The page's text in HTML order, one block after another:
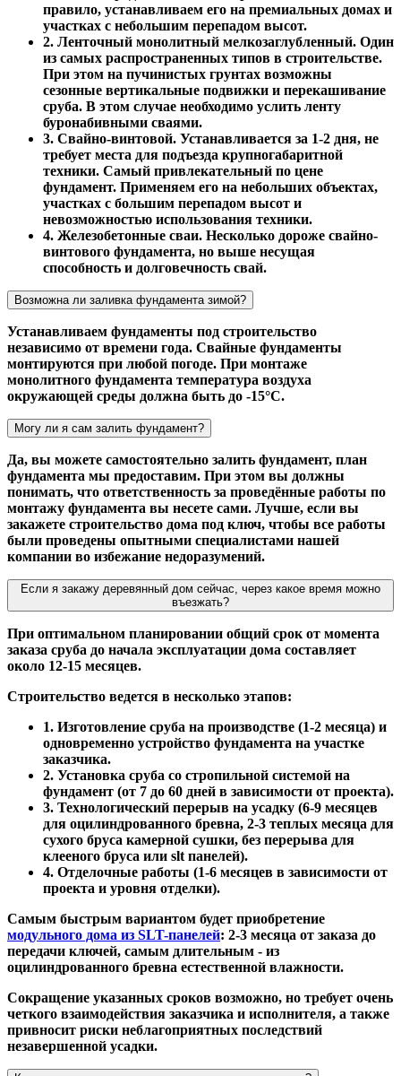
правило, устанавливаем его на премиальных домах и
участках с небольшим перепадом высот.
2. Ленточный монолитный мелкозаглубленный. Один
из самых распространенных типов в строительстве.
При этом на пучинистых грунтах возможны
сезонные вертикальные подвижки и перекашивание
сруба. В этом случае необходимо услить ленту
буронабивными сваями.
3. Свайно-винтовой. Устанавливается за 1-2 дня, не
требует места для подъезда крупногабаритной
техники. Самый привлекательный по цене
фундамент. Применяем его на небольших объектах,
участках с большим перепадом высот и
невозможностью использования техники.
4. Железобетонные сваи. Несколько дороже свайно-
винтового фундамента, но выше несущая
способность и долговечность свай.
Возможна ли заливка фундамента зимой?
Устанавливаем фундаменты под строительство
независимо от времени года. Свайные фундаменты
монтируются при любой погоде. При монтаже
монолитного фундамента температура воздуха
окружающей среды должна быть до -15°С.
Могу ли я сам залить фундамент?
Да, вы можете самостоятельно залить фундамент, план
фундамента мы предоставим. При этом вы должны
понимать, что ответственность за проведённые работы по
монтажу фундамента вы несете сами. Лучше, если вы
закажете строительство дома под ключ, чтобы все работы
были проведены опытными специалистами нашей
компании во избежание недоразумений.
Если я закажу деревянный дом сейчас, через какое время можно
въезжать?
При оптимальном планировании общий срок от момента
заказа сруба до начала эксплуатации дома составляет
около 12-15 месяцев.
Строительство ведется в несколько этапов:
1. Изготовление сруба на производстве (1-2 месяца) и
одновременно устройство фундамента на участке
заказчика.
2. Установка сруба со стропильной системой на
фундамент (от 7 до 60 дней в зависимости от проекта).
3. Технологический перерыв на усадку (6-9 месяцев
для оцилиндрованного бревна, 2-3 теплых месяца для
сухого бруса камерной сушки, без перерыва для
клееного бруса или slt панелей).
4. Отделочные работы (1-6 месяцев в зависимости от
проекта и уровня отделки).
Самым быстрым вариантом будет приобретение
модульного дома из SLT-панелей: 2-3 месяца от заказа до
передачи ключей, самым длительным - из
оцилиндрованного бревна естественной влажности.
Сокращение указанных сроков возможно, но требует очень
четкого взаимодействия заказчика и исполнителя, а также
привносит риски неблагоприятных последствий
незавершенной усадки.